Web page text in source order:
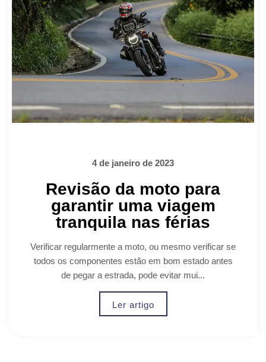
4 de janeiro de 2023
Revisão da moto para
garantir uma viagem
tranquila nas férias
Verificar regularmente a moto, ou mesmo verificar se
todos os componentes estão em bom estado antes
de pegar a estrada, pode evitar mui...
Ler artigo